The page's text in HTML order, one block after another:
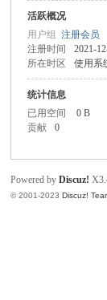
彩
活跃概况
用户组注册会员
注册时间
2021-
所在时区
使用系
统计信息
已用空间
0 B
贡献
0
Powered byDiscuz!
© 2001-2023Discuz!